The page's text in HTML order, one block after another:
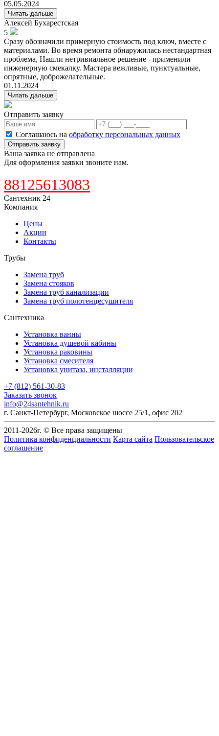
05.05.2024
Читать дальше
Алексей Бухарестская
5
Сразу обозначили примерную стоимость под ключ, вместе с
материалами. Во время ремонта обнаружилась нестандартная
проблема, Нашли нетривиальное решение - применили
инженерную смекалку. Мастера вежливые, пунктуальные,
опрятные, доброжелательные.
01.11.2024
Читать дальше
Отправить заявку
Соглашаюсь на обработку персональных данных
Отправить заявку
Ваша заявка не отправлена
Для оформления заявки звоните нам.
88125613083
Сантехник 24
Компания
Цены
Акции
Контакты
Трубы
Замена труб
Замена стояков
Замена труб канализации
Замена труб полотенцесушителя
Сантехника
Установка ванны
Установка душевой кабины
Установка раковины
Установка смесителя
Установка унитаза, инсталляции
+7 (812) 561-30-83
Заказать звонок
info@24santehnik.ru
г. Санкт-Петербург, Московское шоссе 25/1, офис 202
2011-2026г. © Все права защищены
Политика конфиденциальности Карта сайта Пользовательское
соглашение